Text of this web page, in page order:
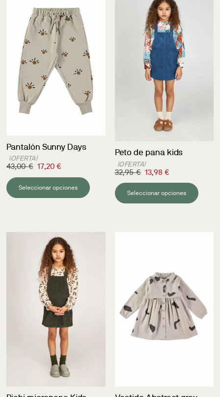
¡OFERTA!
Pantalón Sunny Days
43,00€ 17,20 €
Seleccionar opciones
¡OFERTA!
Peto de pana kids
32,95€ 13,98 €
Seleccionar opciones